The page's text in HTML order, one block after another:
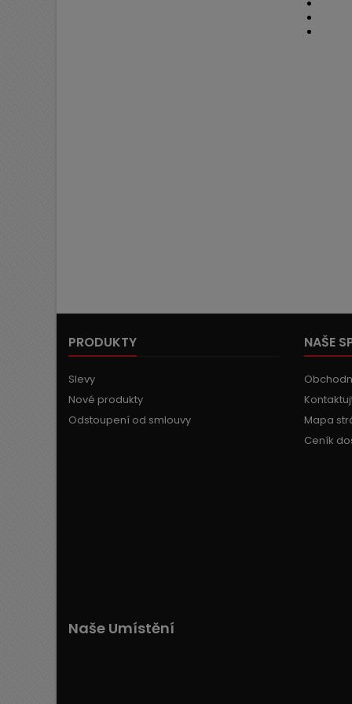
PRODUKTY
Slevy
Nové produkty
Odstoupení od smlouvy
NAŠE
Mapa
Ceník
Naše Umístění